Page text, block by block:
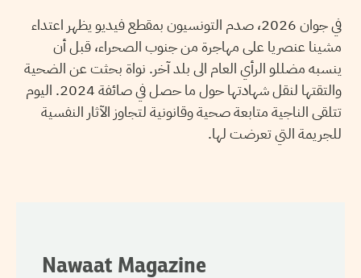
في جوان 2026، صدم التونسيون بمقطع فيديو يظهر اعتداء
مشينا عنصريا على مهاجرة من جنوب الصحراء، قبل أن
ينسبه مضللو الرأي العام الى بلد آخر. نواة بحثت عن الضحية
والتقتها لنقل شهادتها حول ما حصل في صائفة 2024. اليوم
تتلقى الناجية متابعة صحية وقانونية لتجاوز الآثار النفسية
للجريمة التي تعرضت لها.
Nawaat Magazine